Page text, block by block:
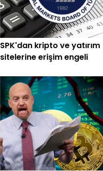
SPK'dan kripto ve yatırım
sitelerine erişim engeli